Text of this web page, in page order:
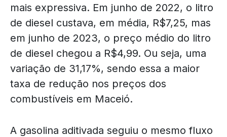
mais expressiva. Em junho de 2022, o litro
de diesel custava, em média, R$7,25, mas
em junho de 2023, o preço médio do litro
de diesel chegou a R$4,99. Ou seja, uma
variação de 31,17%, sendo essa a maior
taxa de redução nos preços dos
combustíveis em Maceió.
A gasolina aditivada seguiu o mesmo fluxo